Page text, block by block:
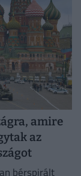
amire
az
bérspirált